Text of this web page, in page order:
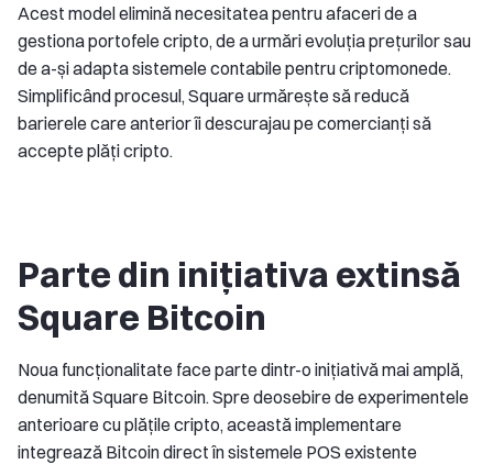
Acest model elimină necesitatea pentru afaceri de a
gestiona portofele cripto, de a urmări evoluția prețurilor sau
de a-și adapta sistemele contabile pentru criptomonede.
Simplificând procesul, Square urmărește să reducă
barierele care anterior îi descurajau pe comercianți să
accepte plăți cripto.
Parte din inițiativa extinsă
Square Bitcoin
Noua funcționalitate face parte dintr-o inițiativă mai amplă,
denumită Square Bitcoin. Spre deosebire de experimentele
anterioare cu plățile cripto, această implementare
integrează Bitcoin direct în sistemele POS existente